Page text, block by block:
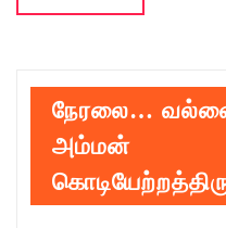
நேரலை… வல்வை
அம்மன்